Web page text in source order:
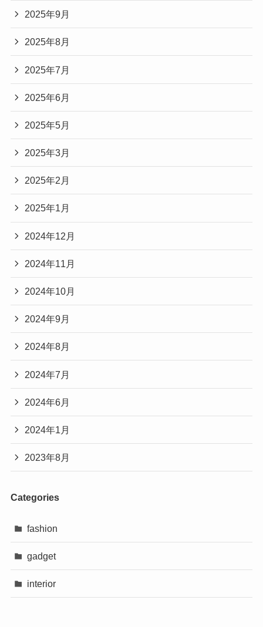
2025年9月
2025年8月
2025年7月
2025年6月
2025年5月
2025年3月
2025年2月
2025年1月
2024年12月
2024年11月
2024年10月
2024年9月
2024年8月
2024年7月
2024年6月
2024年1月
2023年8月
Categories
fashion
gadget
interior